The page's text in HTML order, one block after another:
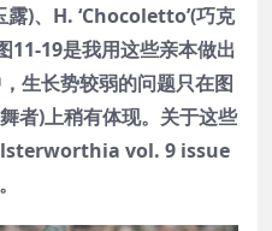
)、H. ‘Chocoletto’(巧克
19是我用这些亲本做出
生长势较弱的问题只在图
者)上稍有体现。关于这些
vol. 9 issue